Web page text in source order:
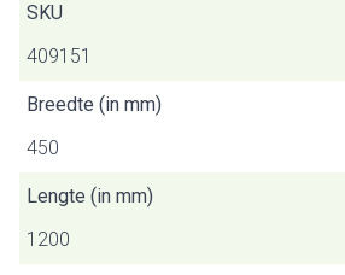
SKU
409151
Breedte (in mm)
450
Lengte (in mm)
1200